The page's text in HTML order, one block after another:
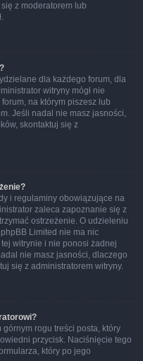
z moderatorem lub
dla każdego forum, dla
witryny mógł nie
na którym piszesz lub
Jeśli nadal nie masz jasności,
skontaktuj się z
i regulaminy obowiązujące na
zaleca zapoznanie się z
ostrzeżenie. O udzieleniu
Limited nie ma nic
witrynie i nie ponosi żadnej
nie masz jasności, dlaczego
się z administratorem witryny.
rogu treści posta, który
przycisk. Naciśnięcie tego
który po jego